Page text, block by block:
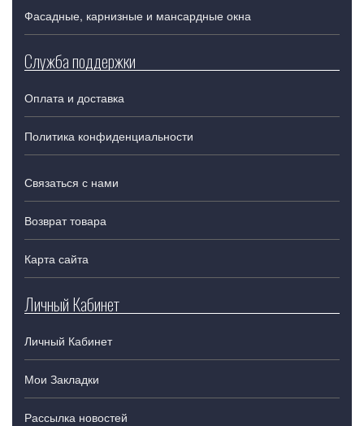
Фасадные, карнизные и мансардные окна
Служба поддержки
Оплата и доставка
Политика конфиденциальности
Связаться с нами
Возврат товара
Карта сайта
Личный Кабинет
Личный Кабинет
Мои Закладки
Рассылка новостей